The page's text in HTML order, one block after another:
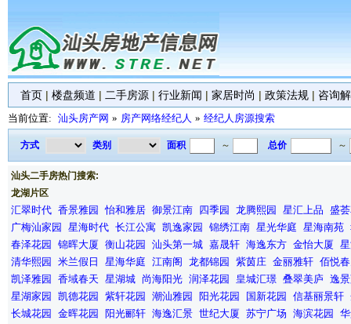
首页 | 楼盘频道 | 二手房源 | 行业新闻 | 家居时尚 | 政策法规 | 咨询
当前位置: 汕头房产网 » 房产网络经纪人 » 经纪人房源搜索
方式 类别 面积 ～ 总价 ～
汕头二手房热门搜索:
龙湖片区
汇翠时代 香景雅园 怡和雅居 御景江南 四季园 龙腾熙园 星汇上品 盛
广梅汕家园
星海时代 长江公寓 凯逸家园 锦绣江南 星光华庭 星海南苑
春泽花园
锦晖大厦 衡山花园 汕头第一城 嘉晟轩 海逸东方 金怡大厦
清华熙园
米兰假日 星海华庭 江南阁 龙都锦园 紫茵庄 金丽雅轩 佰悦
凯泽雅园
香域春天 星湖城 尚海阳光 润泽花园 皇城汇璟 叠翠美庐 逸
星湖家园
凯德花园 紫轩花园 潮汕雅园 阳光花园 国新花园 信基丽景轩
长城花园
金晖花园 阳光郦轩 海逸汇景 世纪大厦 苏宁广场 海滨花园